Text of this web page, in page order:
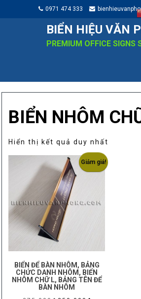
0971 474 333
BIỂN HIỆU VĂN
PREMIUM OFFICE SIGNS
BIỂN NHÔM
Hiển thị kết quả duy nhất
Giảm giá!
BIỂN ĐỂ BÀN NHÔM, BẢNG
CHỨC DANH NHÔM, BIỂN
NHÔM CHỮ L, BẢNG TÊN ĐỂ
BÀN NHÔM